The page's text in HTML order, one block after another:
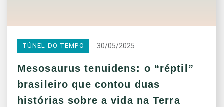
TÚNEL DO TEMPO 30/05/2025
Mesosaurus tenuidens: o “réptil”
brasileiro que contou duas
histórias sobre a vida na Terra